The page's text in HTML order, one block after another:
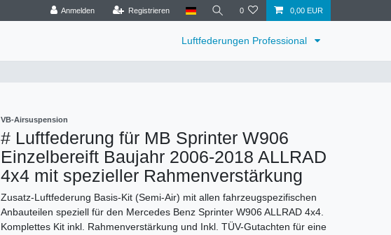
Anmelden Registrieren 0 0,00 EUR
Luftfederungen Professional
VB-Airsuspension
# Luftfederung für MB Sprinter W906
Einzelbereift Baujahr 2006-2018 ALLRAD
4x4 mit spezieller Rahmenverstärkung
Zusatz-Luftfederung Basis-Kit (Semi-Air) mit allen fahrzeugspezifischen
Anbauteilen speziell für den Mercedes Benz Sprinter W906 ALLRAD 4x4.
Komplettes Kit inkl. Rahmenverstärkung und Inkl. TÜV-Gutachten für eine